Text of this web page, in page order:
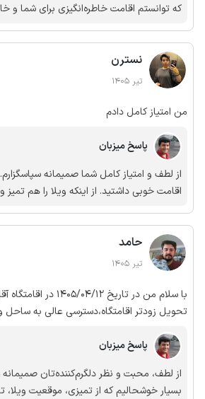
که توانستم اقامت خاطره‌انگیزی برای شما و
امیدوارم دوباره افتخار میزبانی شما را
نسترن
تیر 1405
من امتیاز کامل دادم
پاسخ میزبان
از لطف و امتیاز کامل شما صمیمانه
اقامت خوبی داشتید. از اینکه ویلا را هم
بهترین کیفیت از مهمانان بعدی هم پذیرایی
افتخار داشته باشم. 🏡✨
حامد
تیر 1405
با سلام من در تاریخ 1405/
تحویل زودتر اقامتگاه،دسترسی عالی به ساحل
و تشکر میکنم از آقای باقرزاده بابت این مدت
ساحلی و خوبی بود،روزی مجدد بیام سمت
آقای باقر زاده رو حتما انتخواب خواهم کرد.
پاسخ میزبان
از لطف، محبت و نظر دلگرم‌کننده‌تان صمیمانه
بسیار خوشحالیم که از تمیزی، موقعیت ویلا،